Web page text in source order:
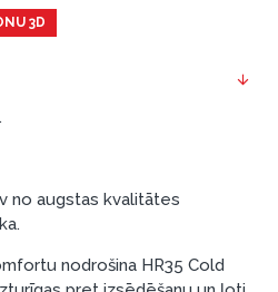
300 €, termiņš: 12 mēneši,
ikmēneša maksājums: 25 €,
Latvija.
noformēšanai
ID, eParaksts eID, eParaksts
vai banka Swedbank,
3D
no augstas kvalitātes
nodrošina HR35 Cold